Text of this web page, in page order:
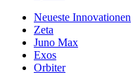
Neueste Innovationen
Zeta
Juno Max
Exos
Orbiter